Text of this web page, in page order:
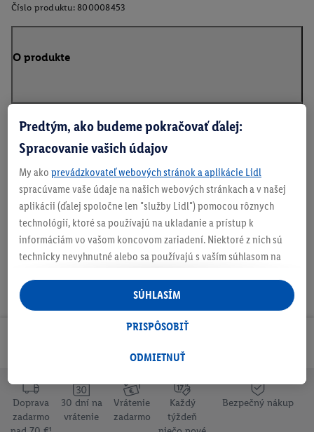
Číslo produktu: 800008453
O produkte
Obsah balenia
Na stiahnutie
Doprava
zadarmo
30 dní na
vrátenie
Vrátenie
zadarmo
Každý
týždeň
Bezpečný nákup
Predtým, ako budeme pokračovať ďalej:
Spracovanie vašich údajov
My ako prevádzkovateľ webových stránok a aplikácie Lidl
spracúvame vaše údaje na našich webových stránkach a v našej
aplikácii (ďalej spoločne len "služby Lidl") pomocou rôznych
technológií, ktoré sa používajú na ukladanie a prístup k
informáciám vo vašom koncovom zariadení. Niektoré z nich sú
technicky nevyhnutné alebo sa používajú s vaším súhlasom na
personalizovanú reklamu v rámci služieb Lidl aj mimo nich. Ak
ste účastníkom programu Lidl Plus, na tieto účely sa spracúvajú
aj údaje z vášho nákupného správania v obchode.
následne si vytvoríte účet Lidl Plus alebo sa prihlásite do svojho
tiež vytvoriť špeciálny online identifikátor z e-mailovej adresy,
ktorú tam uvediete, aby sme vás mohli rozpoznať v službách
prevádzkovaných tretími stranami a zobrazovať vám
ODMIETNUŤ
PRISPÔSOBIŤ
SÚHLASÍM